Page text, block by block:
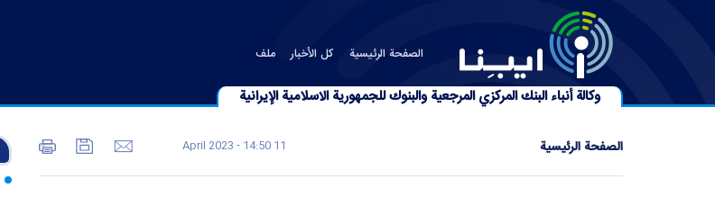
وكالة أنباء البنك المركزي المرجعية والبنوك للجمهورية الاسلامية الإيرانية
الصفحة الرئیسیة كل الأخبار ملف
الصفحة الرئیسیة 11 April 2023 - 14:50